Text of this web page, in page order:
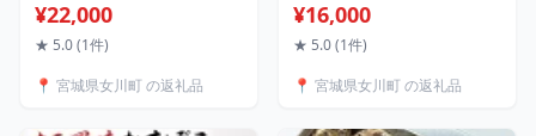
合せ【配送不可地域：離
島】【1312829】
¥22,000
★ 5.0 (1件)
📍 宮城県女川町 の返礼品
島】【1312827】
¥16,000
★ 5.0 (1件)
📍 宮城県女川町 の返礼品